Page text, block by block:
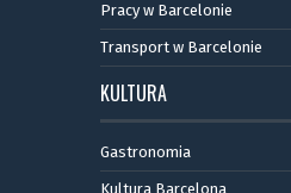
Pracy w Barcelonie
Transport w Barcelonie
KULTURA
Gastronomia
Kultura Barcelona